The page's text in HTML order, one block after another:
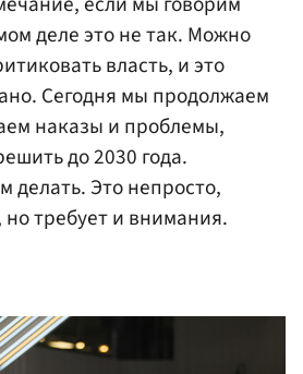
деле это не так. Можно
власть, и это
Сегодня мы продолжаем
наказы и проблемы,
до 2030 года.
делать. Это непросто,
но требует и внимания.